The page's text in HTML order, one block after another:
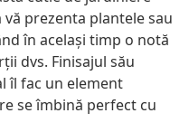
prezenta plantele sau
în același timp o notă
dvs. Finisajul său
îl fac un element
se îmbină perfect cu